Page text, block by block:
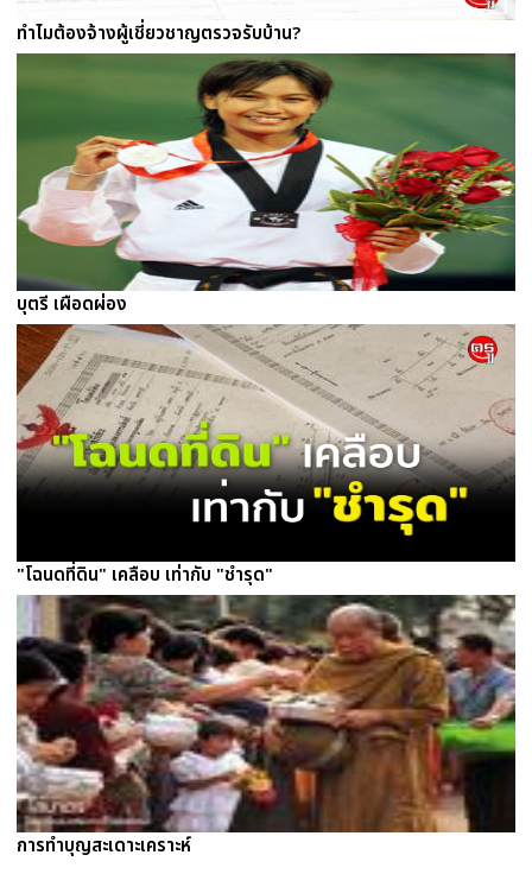
ทำไมต้องจ้างผู้เชี่ยวชาญตรวจรับบ้าน?
บุตรี เผือดผ่อง
"โฉนดที่ดิน" เคลือบ เท่ากับ "ชำรุด"
การทำบุญสะเดาะเคราะห์